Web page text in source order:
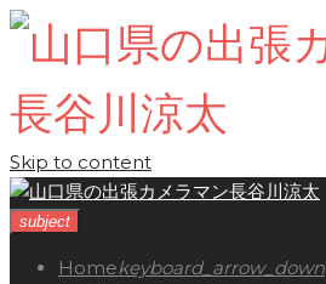
Skip to content
subject
Homekeyboard_arrow_down